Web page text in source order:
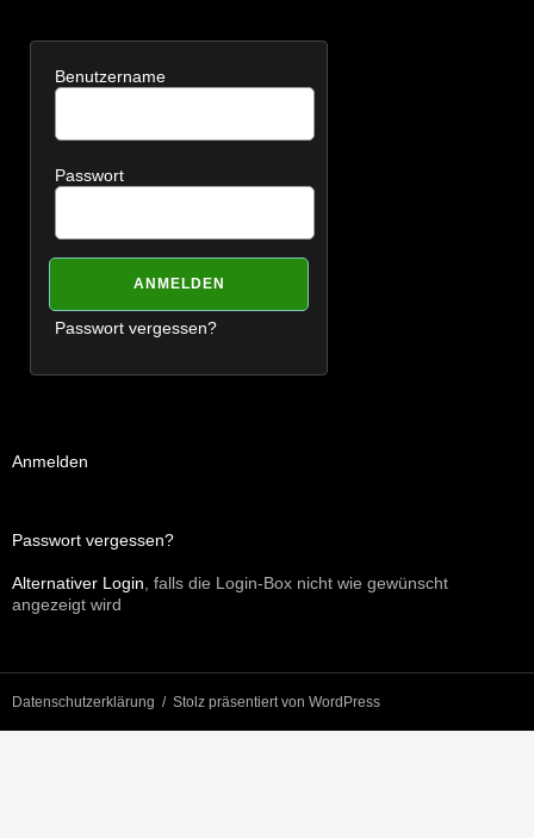
Benutzername
Passwort
Passwort vergessen?
Anmelden
Passwort vergessen?
Alternativer Login , falls die Login-Box nicht wie gewünscht
angezeigt wird
Datenschutzerklärung Stolz präsentiert von WordPress